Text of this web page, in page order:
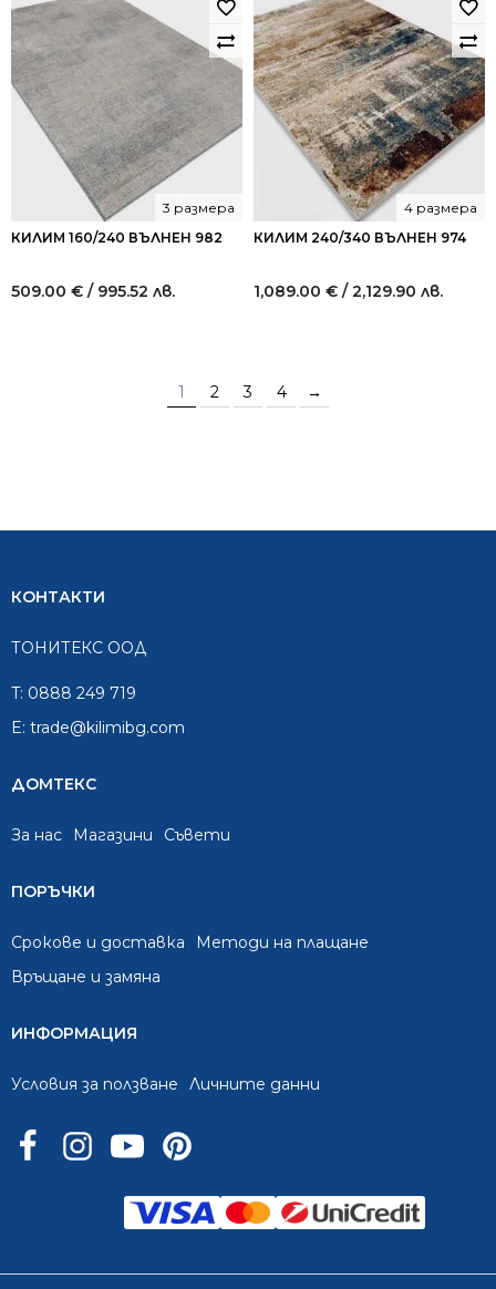
КИЛИМ 160/240 ВЪЛНЕН 982
3 размера
509.00 € / 995.52 лв.
КИЛИМ 240/340 ВЪЛНЕН 974
4 размера
1,089.00 € / 2,129.90 лв.
1 2 3 4 →
КОНТАКТИ
ТОНИТЕКС ООД
T: 0888 249 719
E: trade@kilimibg.com
ДОМТЕКС
За нас Mагазини Съвети
ПОРЪЧКИ
Срокове и доставка
Методи на плащане
Връщане и замяна
ИНФОРМАЦИЯ
Условия за ползване Личните данни